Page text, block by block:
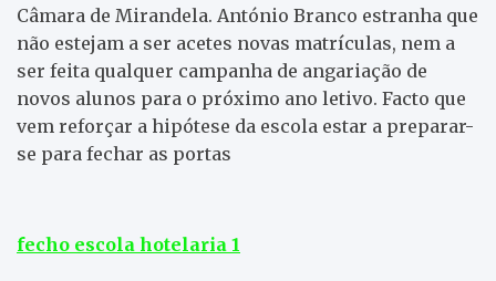
Câmara de Mirandela. António Branco estranha que
não estejam a ser acetes novas matrículas, nem a
ser feita qualquer campanha de angariação de
novos alunos para o próximo ano letivo. Facto que
vem reforçar a hipótese da escola estar a preparar-
se para fechar as portas
fecho escola hotelaria 1